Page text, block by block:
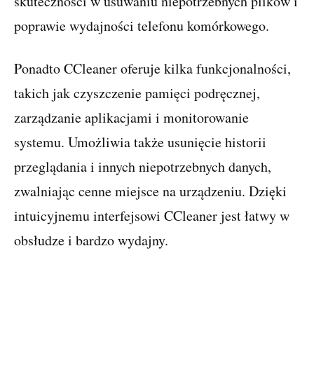
poprawie wydajności telefonu komórkowego.
Ponadto CCleaner oferuje kilka funkcjonalności,
takich jak czyszczenie pamięci podręcznej,
zarządzanie aplikacjami i monitorowanie
systemu. Umożliwia także usunięcie historii
przeglądania i innych niepotrzebnych danych,
zwalniając cenne miejsce na urządzeniu. Dzięki
intuicyjnemu interfejsowi CCleaner jest łatwy w
obsłudze i bardzo wydajny.